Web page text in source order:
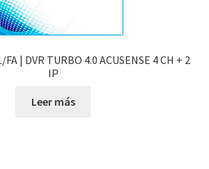
| DVR TURBO 4.0 ACUSENSE 4 CH + 2
IP
Leer más